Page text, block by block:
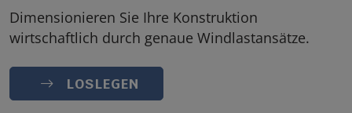
Dimensionieren Sie Ihre Konstruktion
wirtschaftlich durch genaue Windlastansätze.
LOSLEGEN